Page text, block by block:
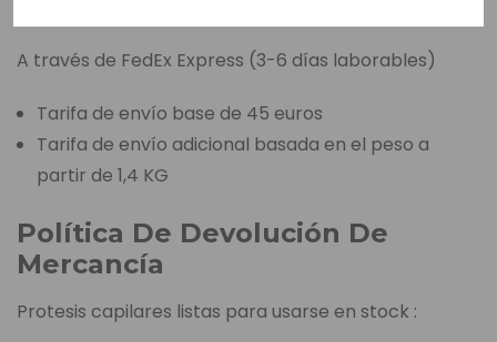
A través de FedEx Express (3-6 días laborables)
Tarifa de envío base de 45 euros
Tarifa de envío adicional basada en el peso a
partir de 1,4 KG
Política De Devolución De
Mercancía
Protesis capilares listas para usarse en stock :